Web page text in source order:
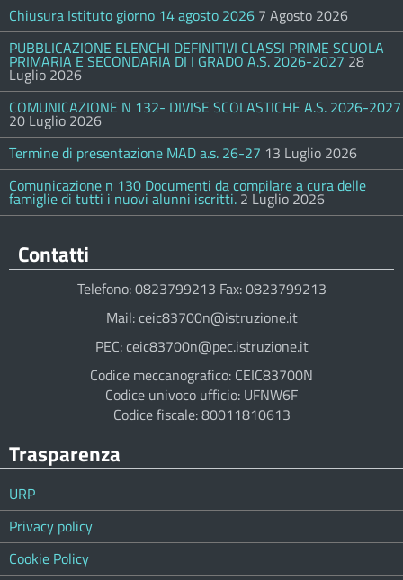
Chiusura Istituto giorno 14 agosto 2026 7 Agosto 2026
PUBBLICAZIONE ELENCHI DEFINITIVI CLASSI PRIME SCUOLA
PRIMARIA E SECONDARIA DI I GRADO A.S. 2026-2027 28
Luglio 2026
COMUNICAZIONE N 132- DIVISE SCOLASTICHE A.S. 2026-2027
20 Luglio 2026
Termine di presentazione MAD a.s. 26-27 13 Luglio 2026
Comunicazione n 130 Documenti da compilare a cura delle
famiglie di tutti i nuovi alunni iscritti. 2 Luglio 2026
Contatti
Telefono: 0823799213 Fax: 0823799213
Mail: ceic83700n@istruzione.it
PEC: ceic83700n@pec.istruzione.it
Codice meccanografico: CEIC83700N
Codice univoco ufficio: UFNW6F
Codice fiscale: 80011810613
Trasparenza
URP
Privacy policy
Cookie Policy